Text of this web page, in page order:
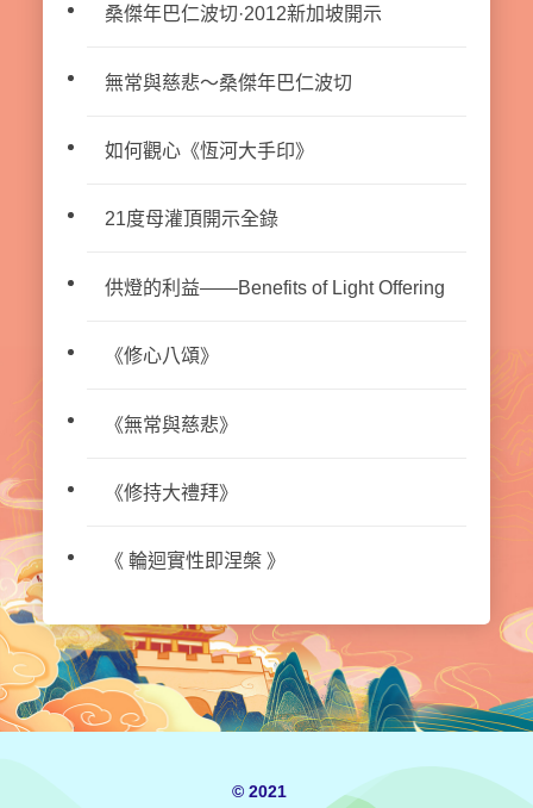
桑傑年巴仁波切·2012新加坡開示
無常與慈悲～桑傑年巴仁波切
如何觀心《恆河大手印》
21度母灌頂開示全錄
供燈的利益——Benefits of Light Offering
《修心八頌》
《無常與慈悲》
《修持大禮拜》
《 輪迴實性即涅槃 》
© 2021